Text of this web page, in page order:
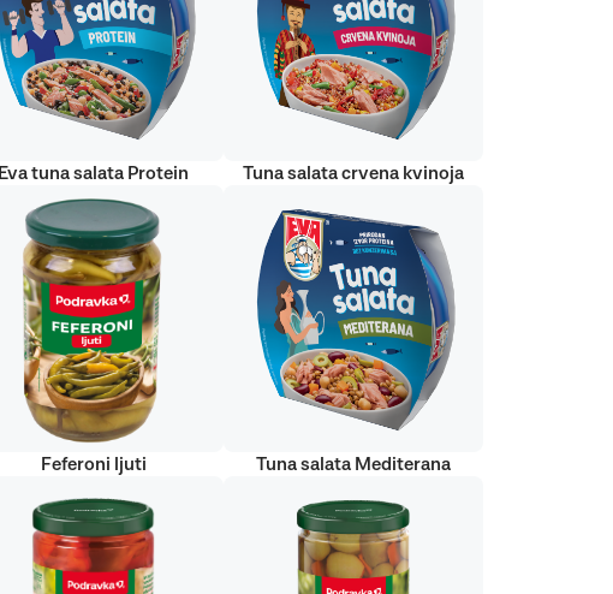
Eva tuna salata Protein Tuna salata crvena kvinoja
Feferoni ljuti Tuna salata Mediterana